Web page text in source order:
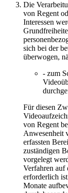
Die
von Regent
Interessen
sich bei der
überwogen,
- zum
Für diesen
von Regent
Anwesenheit
erfassten
zuständigen
vorgelegt
Verfahren auf
erforderlich
Monate